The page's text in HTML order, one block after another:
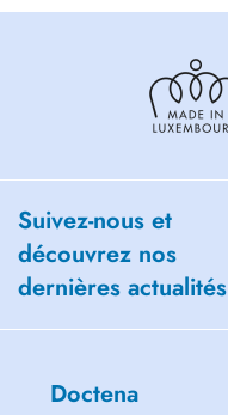
Suivez-nous et
découvrez nos
dernières actualités
Doctena